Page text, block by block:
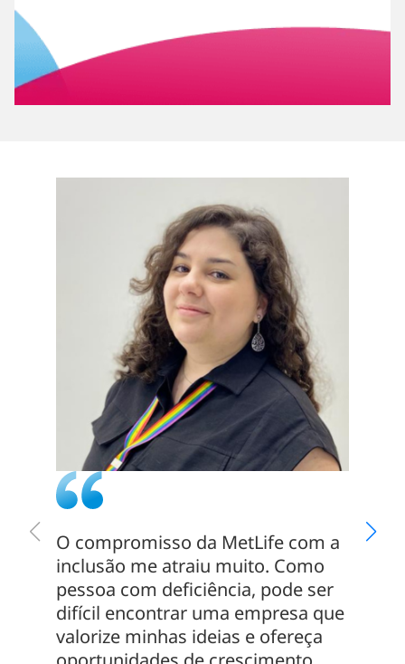
O compromisso da MetLife com a
inclusão me atraiu muito. Como
pessoa com deficiência, pode ser
difícil encontrar uma empresa que
valorize minhas ideias e ofereça
Em